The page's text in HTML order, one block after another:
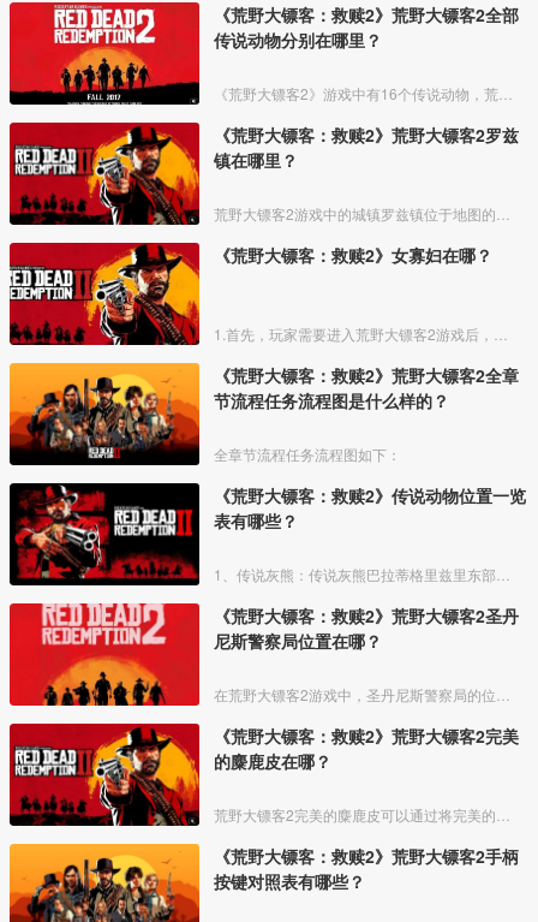
《荒野大镖客：救赎2》荒野大镖客2全部
传说动物分别在哪里？
《荒野大镖客：救赎2》荒野大镖客2罗兹
镇在哪里？
《荒野大镖客：救赎2》女寡妇在哪？
《荒野大镖客：救赎2》荒野大镖客2全章
节流程任务流程图是什么样的？
全章节流程任务流程图如下：
《荒野大镖客：救赎2》传说动物位置一览
表有哪些？
《荒野大镖客：救赎2》荒野大镖客2圣丹
尼斯警察局位置在哪？
《荒野大镖客：救赎2》荒野大镖客2完美
的麋鹿皮在哪？
《荒野大镖客：救赎2》荒野大镖客2手柄
按键对照表有哪些？